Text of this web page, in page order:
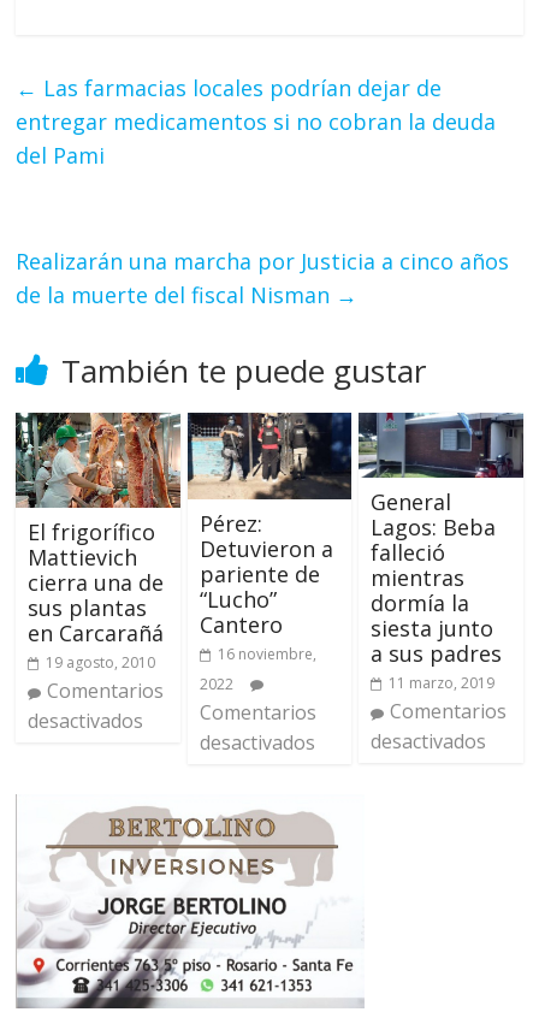
← Las farmacias locales podrían dejar de
entregar medicamentos si no cobran la deuda
del Pami
Realizarán una marcha por Justicia a cinco años
de la muerte del fiscal Nisman →
También te puede gustar
El frigorífico
Mattievich
cierra una de
sus plantas
en Carcarañá
19 agosto, 2010
Comentarios
desactivados
Pérez:
Detuvieron a
pariente de
“Lucho”
Cantero
16 noviembre,
2022
Comentarios
desactivados
General
Lagos: Beba
falleció
mientras
dormía la
siesta junto
a sus padres
11 marzo, 2019
Comentarios
desactivados